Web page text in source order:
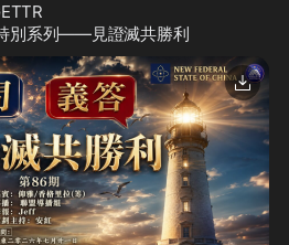
別系列——見證滅共勝利